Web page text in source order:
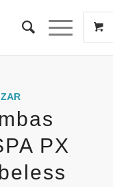
PX